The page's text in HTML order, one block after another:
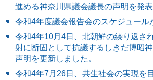
進める神奈川県議会議長の声明を発表
令和4年度議会報告会のスケジュール
令和4年10月4日、北朝鮮の繰り返さ
射に断固として抗議するしきだ博昭
声明を更新しました。
令和4年7月26日、共生社会の実現を